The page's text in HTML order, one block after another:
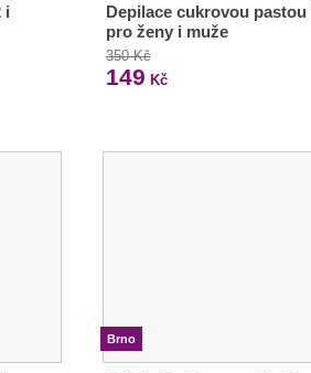
i
Depilace cukrovou pastou
pro ženy i muže
350 Kč
149 Kč
Brno